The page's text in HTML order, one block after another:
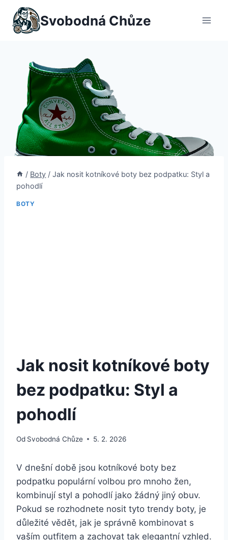
Přeskočit
obsah
Svobodná Chůze
/ Boty / Jak nosit kotníkové boty bez podpatku: Styl a
pohodlí
BOTY
Jak nosit kotníkové boty
bez podpatku: Styl a
pohodlí
Od Svobodná Chůze 5. 2. 2026
V​ dnešní době jsou kotníkové‌ boty bez
podpatku populární volbou ⁢pro mnoho⁤ žen,
kombinují styl a pohodlí ⁤jako žádný jiný⁤ obuv.
Pokud se rozhodnete nosit tyto ​trendy boty,⁤ je
‌důležité vědět, jak⁤ je⁣ správně kombinovat ‍s
vaším outfitem a⁣ zachovat tak ⁤elegantní vzhled.